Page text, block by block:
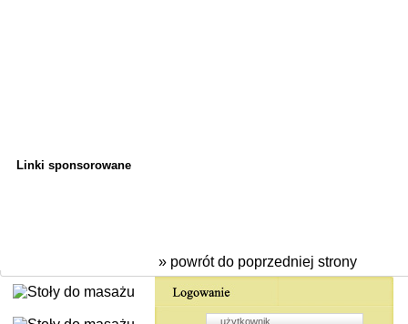
Linki sponsorowane
» powrót do poprzedniej strony